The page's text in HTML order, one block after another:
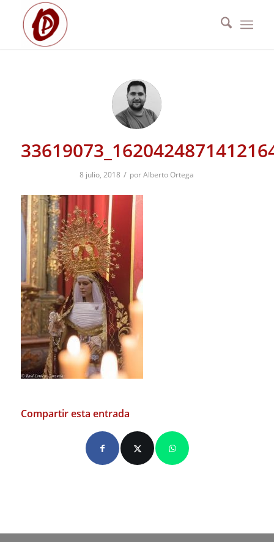
8 julio, 2018 / porAlberto Ortega
Compartir esta entrada